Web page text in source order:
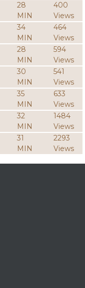
28
MIN
400
Views
34
MIN
464
Views
28
MIN
594
Views
30
MIN
541
Views
35
MIN
633
Views
32
MIN
1484
Views
31
MIN
2293
Views